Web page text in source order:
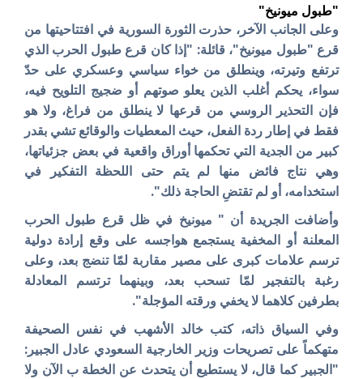
"طبول ميونيخ"
وعلى الجانب الآخر، حذرت الثورة السورية في افتتاحيتها من
قرع "طبول ميونيخ"، قائلة: "إذا كان قرع طبول الحرب الذي
ترتفع وتيرته، وينطلق من خواء سياسي وعسكري على حدّ
سواء، يحكم أغلب الذين يعلو صوتهم أو ضجيج التلويح فيه،
فإن التحذير الروسي من قرعها لا ينطلق من فراغ، ولا هو
فقط في إطار ردة الفعل، حيث المعطيات والوقائع تشي بقدر
كبير من الجدية التي تحكمها أوراق واقعية في بعض جزئياتها،
وهي نتاج فائض منها لم يتم حتى اللحظة التفكير في
استخدامه، أو لم تقتضِ الحاجة ذلك".
وأضافت الجريدة أن " ميونيخ في ظل قرع طبول الحرب
المعلنة أو المخفية يستجمع هواجسه على وقع إرادة دولية
ترسم علامات كبرى على مصير مقاربة لمّا تنضج بعد، وعلى
رغبة بالتفجير لمّا تسحب بعد، وبينهما ترتسم المعادلة
بطرفين كلاهما لا يخفي ورقته المؤجلة".
وفي السياق ذاته، كتب خالد الأشهب في نفس الصحيفة
متهكماً على تصريحات وزير الخارجية السعودي عادل الجبير:
"الجبير كما قال، لا يستطيع أن يتحدث عن الخطة ب الآن ولا